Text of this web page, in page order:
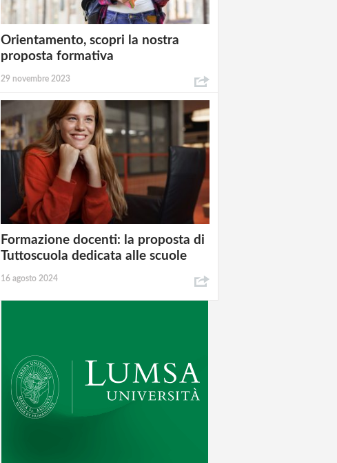
Orientamento, scopri la nostra
proposta formativa
29 novembre 2023
Formazione docenti: la proposta di
Tuttoscuola dedicata alle scuole
16 agosto 2024